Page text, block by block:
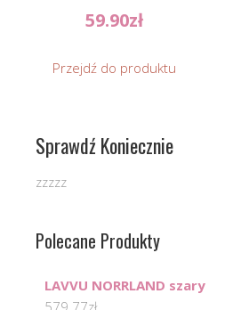
59.90zł
Przejdź do produktu
Sprawdź Koniecznie
zzzzz
Polecane Produkty
LAVVU NORRLAND szary